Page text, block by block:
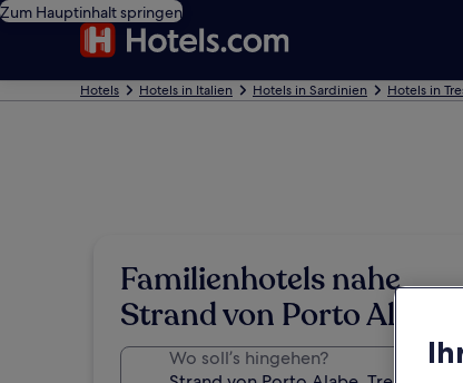
Zum Hauptinhalt springen
Hotels Hotels in Italien Hotels in Sardinien Hotels in
Familienhotels nahe
Strand von Porto Alabe
Wo soll’s hingehen?